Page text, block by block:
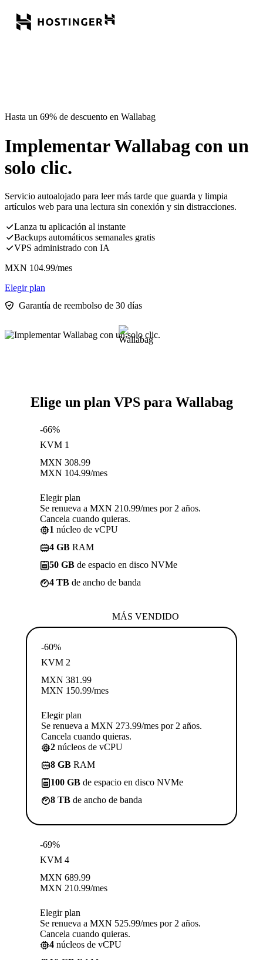
Hasta un 69% de descuento en Wallabag
Implementar Wallabag con un
solo clic.
Servicio autoalojado para leer más tarde que guarda y limpia
artículos web para una lectura sin conexión y sin distracciones.
Lanza tu aplicación al instante
Backups automáticos semanales gratis
VPS administrado con IA
MXN 104.99/mes
Elegir plan
Garantía de reembolso de 30 días
Elige un plan VPS para Wallabag
-66%
KVM 1
MXN 308.99
MXN 104.99/mes
Elegir plan
Se renueva a MXN 210.99/mes por 2 años.
Cancela cuando quieras.
1 núcleo de vCPU
4 GB RAM
50 GB de espacio en disco NVMe
4 TB de ancho de banda
MÁS VENDIDO
-60%
KVM 2
MXN 381.99
MXN 150.99/mes
Elegir plan
Se renueva a MXN 273.99/mes por 2 años.
Cancela cuando quieras.
2 núcleos de vCPU
8 GB RAM
100 GB de espacio en disco NVMe
8 TB de ancho de banda
-69%
KVM 4
MXN 689.99
MXN 210.99/mes
Elegir plan
Se renueva a MXN 525.99/mes por 2 años.
Cancela cuando quieras.
4 núcleos de vCPU